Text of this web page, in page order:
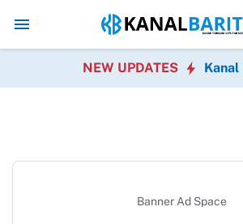
Kaji Tiru ke Kulon Progo,
NEW UPDATES
Banner Ad Space